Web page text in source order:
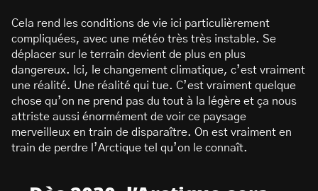
Cela rend les conditions de vie ici particulièrement
compliquées, avec une météo très très instable. Se
déplacer sur le terrain devient de plus en plus
dangereux. Ici, le changement climatique, c’est vraiment
une réalité. Une réalité qui tue. C’est vraiment quelque
chose qu’on ne prend pas du tout à la légère et ça nous
attriste aussi énormément de voir ce paysage
merveilleux en train de disparaître. On est vraiment en
train de perdre l’Arctique tel qu’on le connaît.